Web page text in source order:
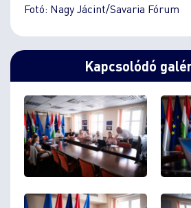
Fotó: Nagy Jácint/Savaria Fórum
Kapcsolódó